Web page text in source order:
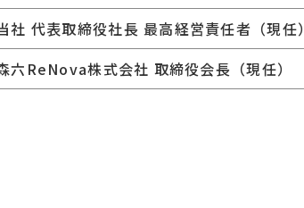
社 代表取締役社長 最高経営責任者（現任）
六ReNova株式会社 取締役会長（現任）